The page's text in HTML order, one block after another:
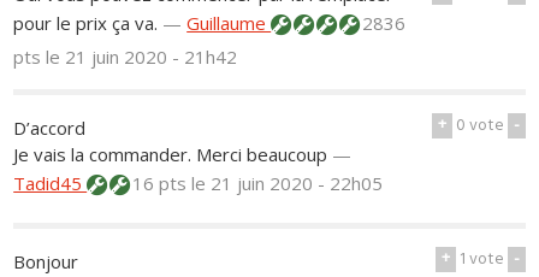
pour le prix ça va. —Guillaume
2836
ptsle 21 juin 2020 - 21h42
+ 0vote -
D’accord
Je vais la commander. Merci beaucoup —
Tadid45
16 ptsle 21 juin 2020 - 22h05
+ 1vote -
Bonjour